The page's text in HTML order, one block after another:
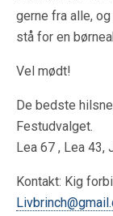
gerne fra alle,
stå for en
Vel mødt!
De bedste
Festudvalget.
Lea 67 , Lea 43,
Kontakt: Kig